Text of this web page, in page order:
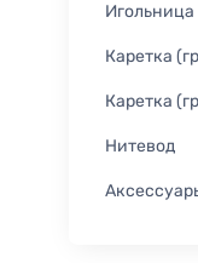
Игольница
Каретка
Каретка
Нитевод